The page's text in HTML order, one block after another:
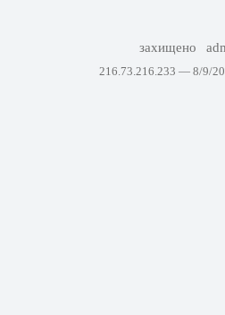
захищено
216.73.216.233 — 8/9/